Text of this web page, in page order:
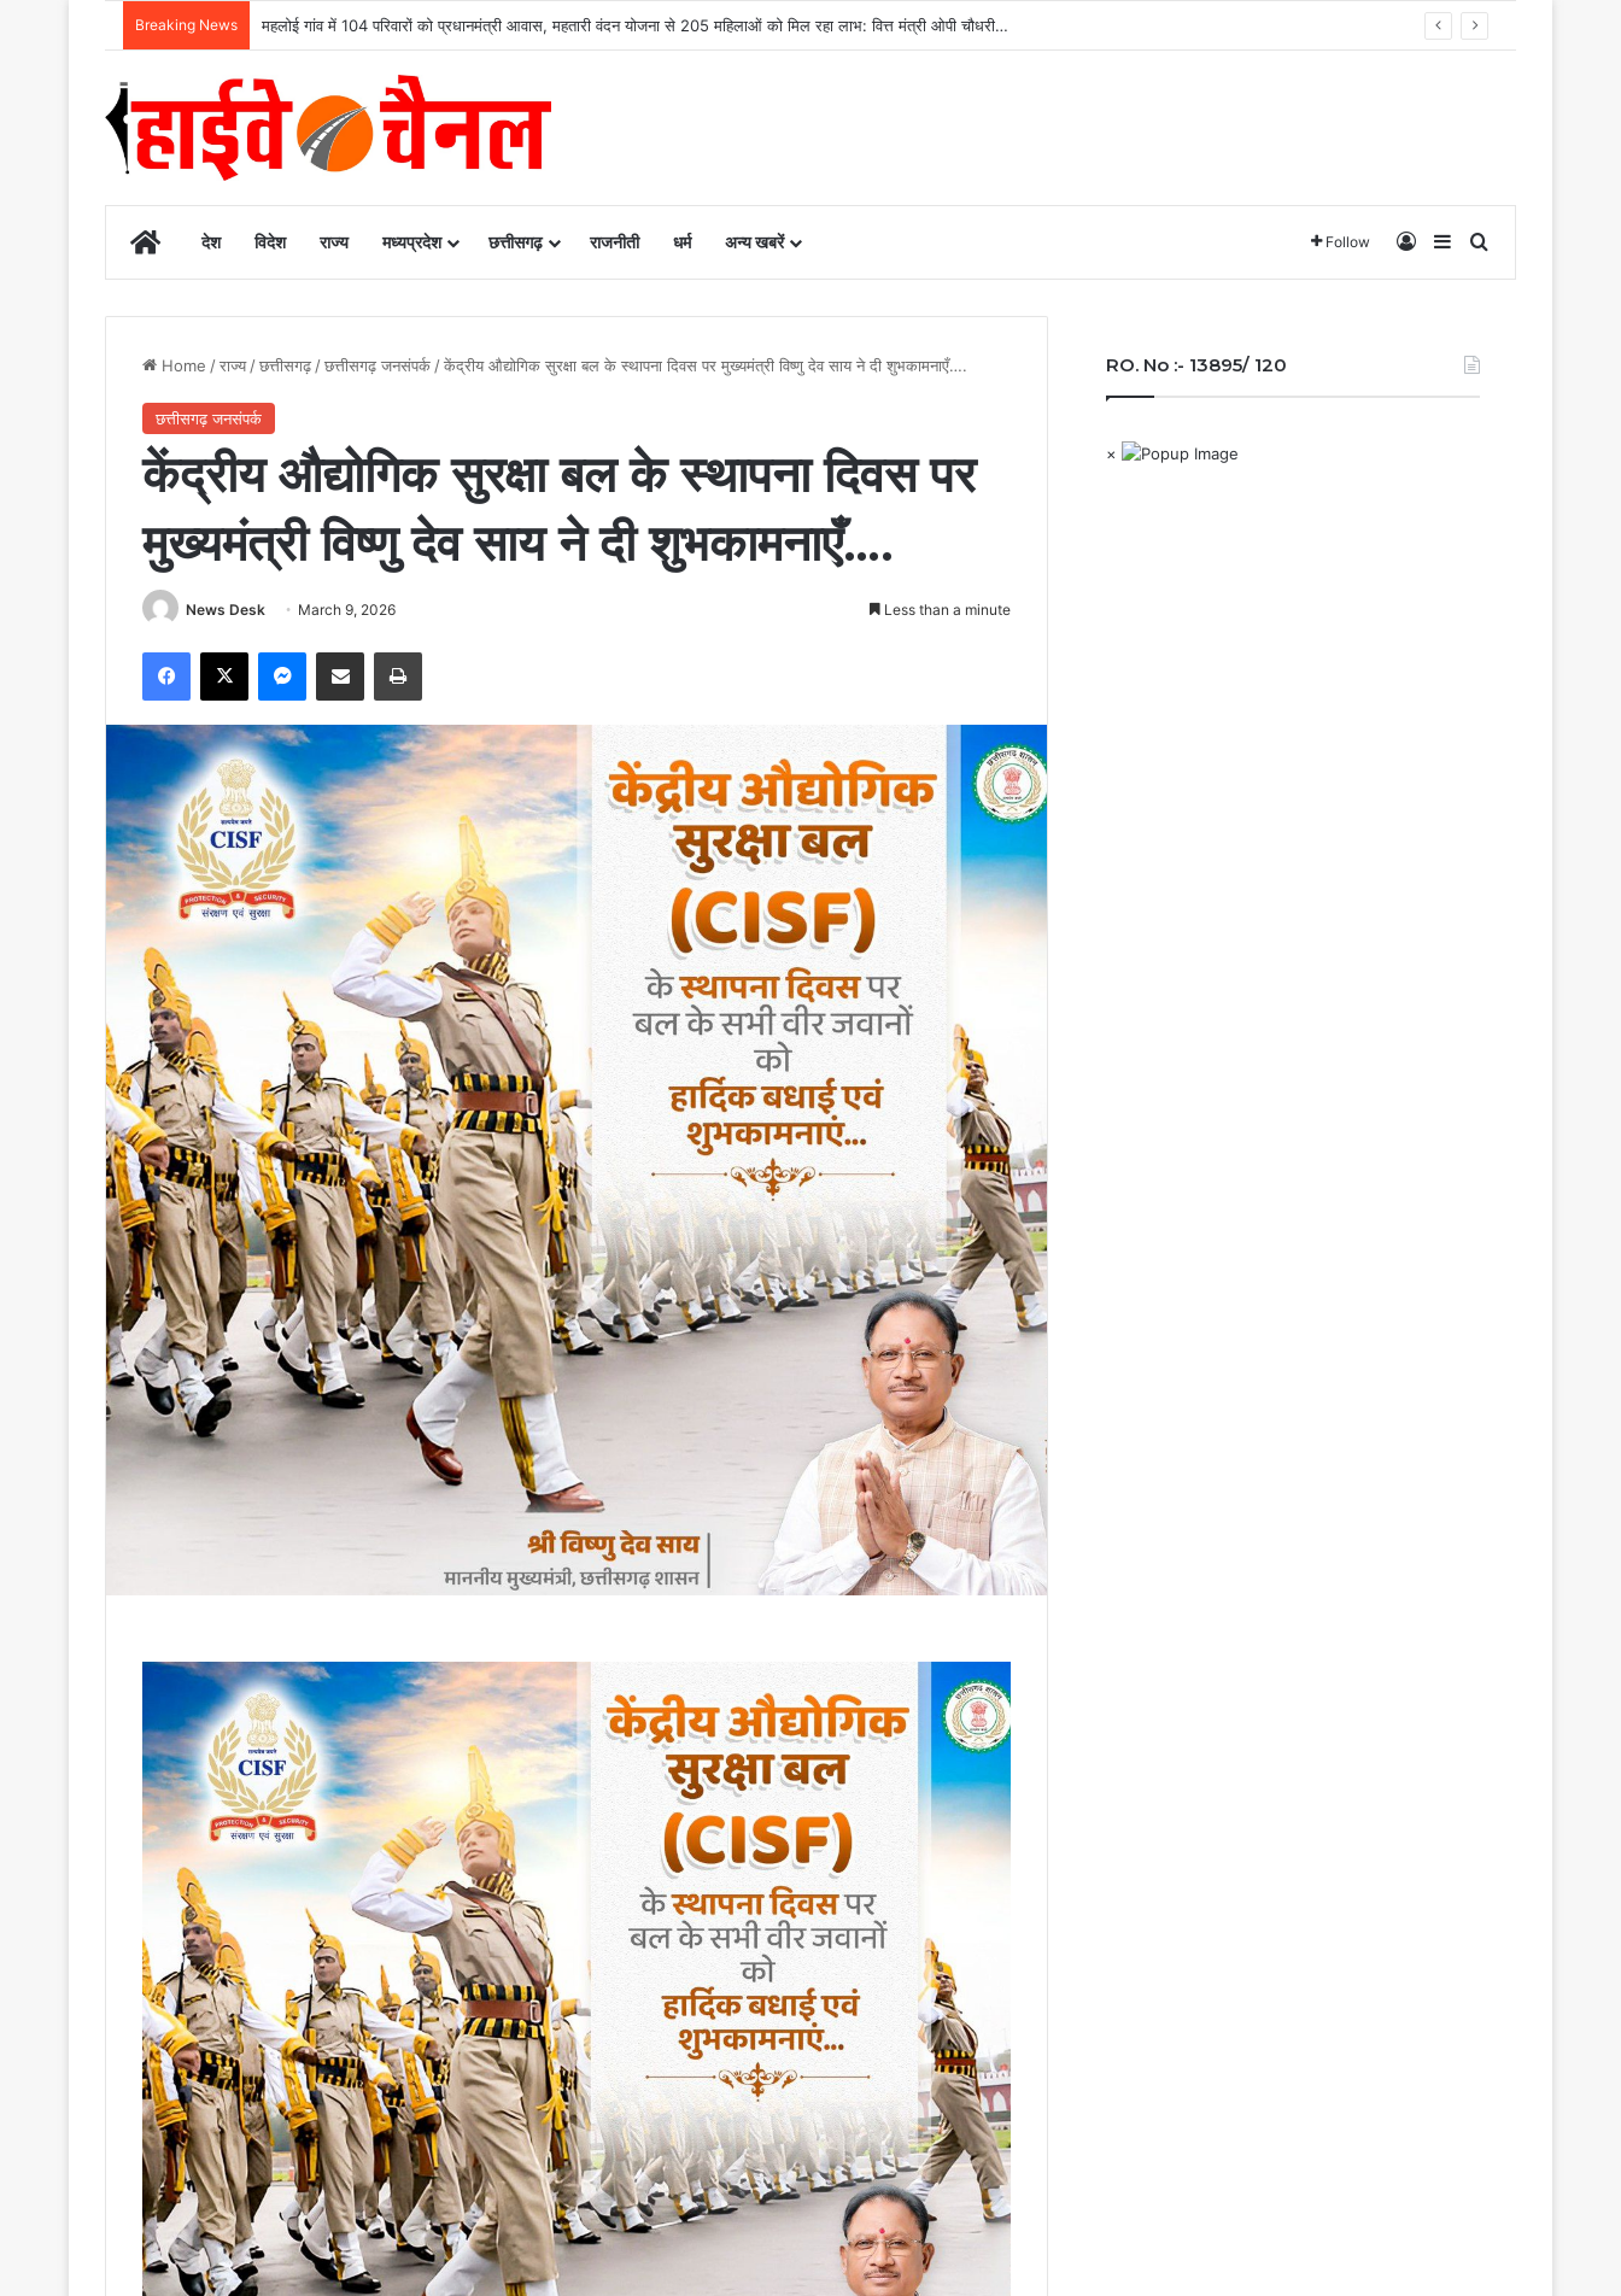
Breaking News उदंती-सीतानदी में शुरू हुआ स्मार्ट सर्विलांस सिस्टम -एआई तकनीक से वन और वन्यजीवों की 24X7 निगरानी….
Homeदेश विदेश राज्य मध्यप्रदेश छत्तीसगढ़ राजनीती धर्म अन्य खबरें Follow Log InSidebar
Home /राज्य /छत्तीसगढ़ /छत्तीसगढ़ जनसंपर्क /केंद्रीय औद्योगिक सुरक्षा बल के स्थापना दिवस पर मुख्यमंत्री विष्णु देव साय ने दी शुभकामनाएँ….
छत्तीसगढ़ जनसंपर्क
केंद्रीय औद्योगिक सुरक्षा बल के स्थापना दिवस पर
मुख्यमंत्री विष्णु देव साय ने दी शुभकामनाएँ….
News Desk March 9, 2026 Less than a minute
Facebook
X Messenger
Share via Email Print
RO. No :- 13895/ 120
×